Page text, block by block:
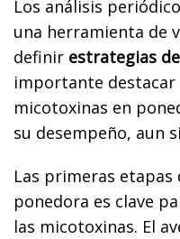
Los análisis
una herramienta de
definir estrategias
importante destacar
micotoxinas en
su desempeño, aun
Las primeras etapas
ponedora es clave
las micotoxinas. El